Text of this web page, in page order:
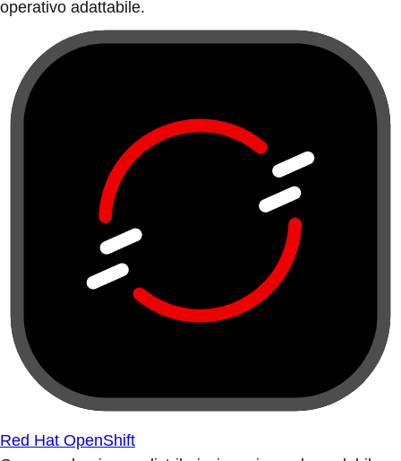
operativo adattabile.
Red Hat OpenShift